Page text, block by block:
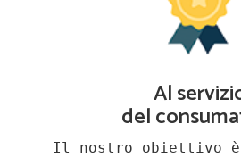
Al
del
Il nostro obiettivo